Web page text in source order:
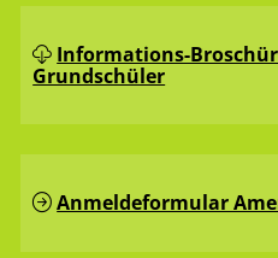
Informations-
Grundschüler
Anmeldeformular